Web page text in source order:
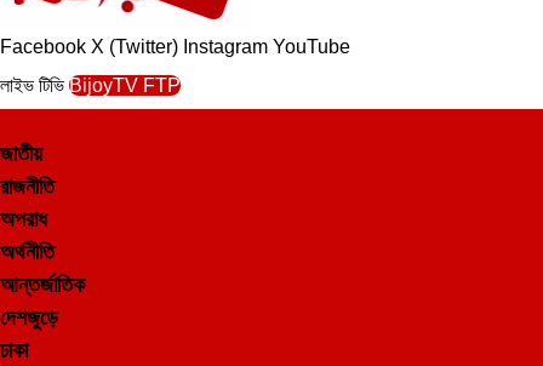
Facebook X (Twitter) Instagram YouTube
লাইভ টিভি BijoyTV FTP
জাতীয়
রাজনীতি
অপরাধ
অর্থনীতি
আন্তর্জাতিক
দেশজুড়ে
ঢাকা